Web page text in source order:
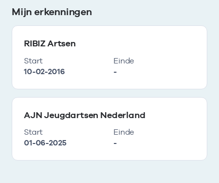
Mijn erkenningen
RIBIZ Artsen
Start
10-02-2016
Einde
-
AJN Jeugdartsen Nederland
Start
01-06-2025
Einde
-